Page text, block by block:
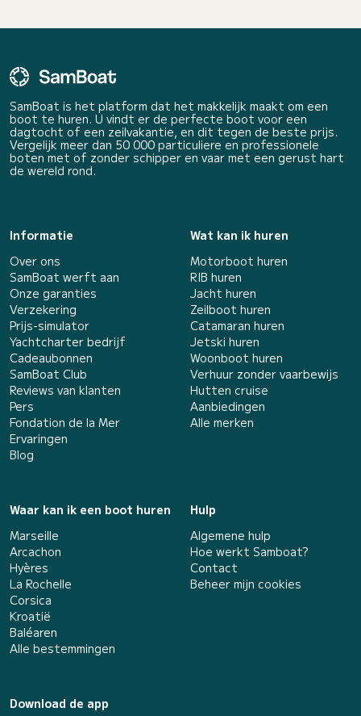
SamBoat is het platform dat het makkelijk maakt om een
boot te huren. U vindt er de perfecte boot voor een
dagtocht of een zeilvakantie, en dit tegen de beste prijs.
Vergelijk meer dan 50 000 particuliere en professionele
boten met of zonder schipper en vaar met een gerust hart
de wereld rond.
Informatie
Over ons
SamBoat werft aan
Onze garanties
Verzekering
Prijs-simulator
Yachtcharter bedrijf
Cadeaubonnen
SamBoat Club
Reviews van klanten
Pers
Fondation de la Mer
Ervaringen
Blog
Wat kan ik huren
Motorboot huren
RIB huren
Jacht huren
Zeilboot huren
Catamaran huren
Jetski huren
Woonboot huren
Verhuur zonder vaarbewijs
Hutten cruise
Aanbiedingen
Alle merken
Waar kan ik een boot huren
Marseille
Arcachon
Hyères
La Rochelle
Corsica
Kroatië
Baléaren
Alle bestemmingen
Hulp
Algemene hulp
Hoe werkt Samboat?
Contact
Beheer mijn cookies
Download de app